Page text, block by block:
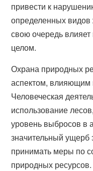
привести к
определенных видов
свою очередь
целом.
Охрана природных
аспектом, влияющим
Человеческая
использование
уровень выбросов в
значительный
принимать меры по
природных ресурсов.